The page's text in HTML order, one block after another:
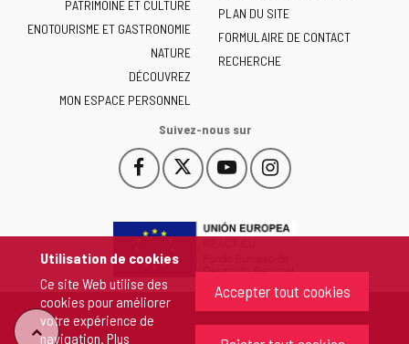
Utilisation de cookies
Ce site Web utilise des
cookies pour améliorer
votre expérience de
navigation. Plus
Accepter tout cookies
de
Castilla
y
León
-
PATRIMOINE ET CULTURE
ENOTOURISME ET GASTRONOMIE
NATURE
DÉCOUVREZ
MON ESPACE PERSONNEL
PLAN DU SITE
FORMULAIRE DE CONTACT
RECHERCHE
Suivez-nous sur
Facebook
Este
enlace
abrirá
una
ventana
nueva.
Este
enlace
abrirá
ventana
nueva.
YouTube
Este
enlace
abrirá
ventana
nueva.
Instagram
Este
enlace
abrirá
ventana
nueva.
"Retour